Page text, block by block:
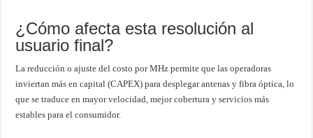
¿Cómo afecta esta resolución al
usuario final?
La reducción o ajuste del costo por MHz permite que las operadoras
inviertan más en capital (CAPEX) para desplegar antenas y fibra óptica, lo
que se traduce en mayor velocidad, mejor cobertura y servicios más
estables para el consumidor.